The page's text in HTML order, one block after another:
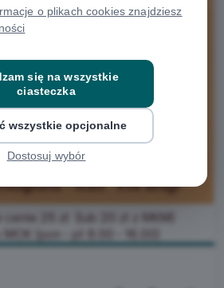
o plikach cookies znajdziesz
się na wszystkie
ciasteczka
wszystkie opcjonalne
Dostosuj wybór